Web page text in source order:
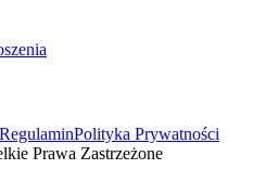
RegulaminPolityka Prywatności
Prawa Zastrzeżone